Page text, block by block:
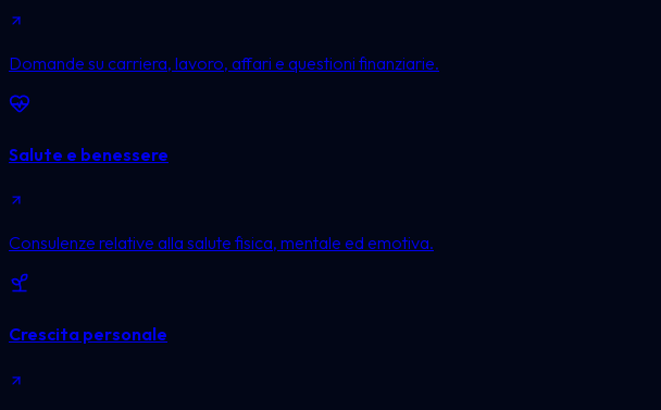
Domande su carriera, lavoro, affari e questioni finanziarie.
Salute e benessere
Consulenze relative alla salute fisica, mentale ed emotiva.
Crescita personale